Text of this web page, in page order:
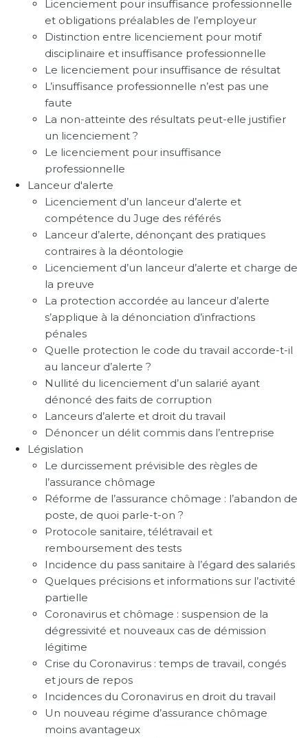
Licenciement pour insuffisance professionnelle
et obligations préalables de l’employeur
Distinction entre licenciement pour motif
disciplinaire et insuffisance professionnelle
Le licenciement pour insuffisance de résultat
L’insuffisance professionnelle n’est pas une
faute
La non-atteinte des résultats peut-elle justifier
un licenciement ?
Le licenciement pour insuffisance
professionnelle
Lanceur d'alerte
Licenciement d’un lanceur d’alerte et
compétence du Juge des référés
Lanceur d’alerte, dénonçant des pratiques
contraires à la déontologie
Licenciement d’un lanceur d’alerte et charge de
la preuve
La protection accordée au lanceur d’alerte
s’applique à la dénonciation d’infractions
pénales
Quelle protection le code du travail accorde-t-il
au lanceur d’alerte ?
Nullité du licenciement d’un salarié ayant
dénoncé des faits de corruption
Lanceurs d’alerte et droit du travail
Dénoncer un délit commis dans l’entreprise
Législation
Le durcissement prévisible des règles de
l’assurance chômage
Réforme de l’assurance chômage : l’abandon de
poste, de quoi parle-t-on ?
Protocole sanitaire, télétravail et
remboursement des tests
Incidence du pass sanitaire à l’égard des salariés
Quelques précisions et informations sur l’activité
partielle
Coronavirus et chômage : suspension de la
dégressivité et nouveaux cas de démission
légitime
Crise du Coronavirus : temps de travail, congés
et jours de repos
Incidences du Coronavirus en droit du travail
Un nouveau régime d’assurance chômage
moins avantageux